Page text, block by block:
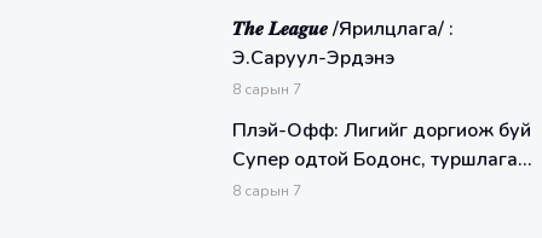
𝑻𝒉𝒆 𝑳𝒆𝒂𝒈𝒖𝒆 /Ярилцлага/ :
Э.Саруул-Эрдэнэ
8 сарын 7
Плэй-Офф: Лигийг доргиож буй
Супер одтой Бодонс, туршлага
арвин BCH Knights багтай
8 сарын 7